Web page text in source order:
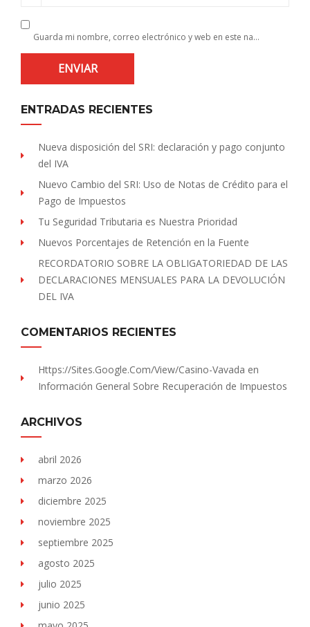
Guarda mi nombre, correo electrónico y web en este navegador para la próxima vez que comente.
ENTRADAS RECIENTES
Nueva disposición del SRI: declaración y pago conjunto
del IVA
Nuevo Cambio del SRI: Uso de Notas de Crédito para el
Pago de Impuestos
Tu Seguridad Tributaria es Nuestra Prioridad
Nuevos Porcentajes de Retención en la Fuente
RECORDATORIO SOBRE LA OBLIGATORIEDAD DE LAS
DECLARACIONES MENSUALES PARA LA DEVOLUCIÓN
DEL IVA
COMENTARIOS RECIENTES
Https://sites.Google.com/view/Casino-Vavada en
Información General Sobre Recuperación de Impuestos
ARCHIVOS
abril 2026
marzo 2026
diciembre 2025
noviembre 2025
septiembre 2025
agosto 2025
julio 2025
junio 2025